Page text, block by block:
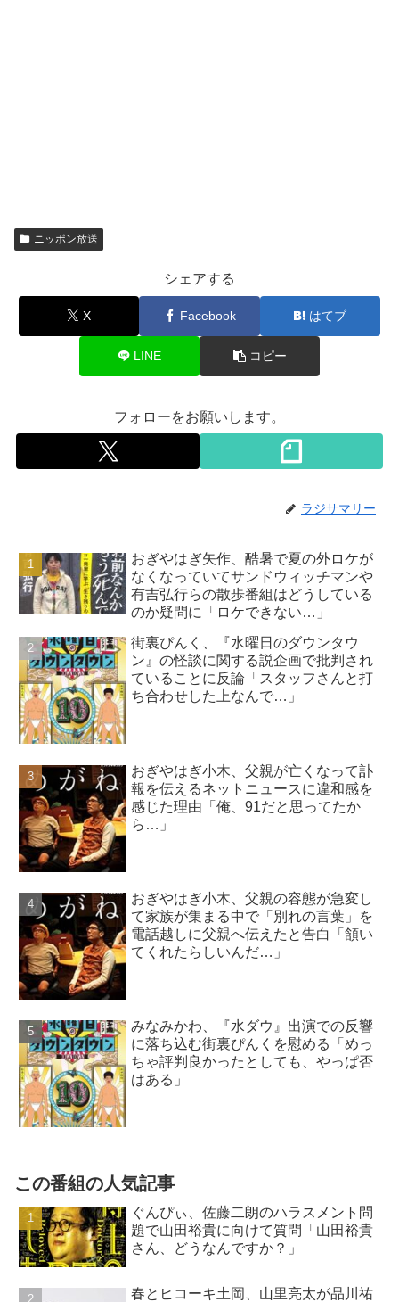
ニッポン放送
シェアする
X Facebook はてブ
LINE コピー
フォローをお願いします。
ラジサマリー
おぎやはぎ矢作、酷暑で夏の外ロケが
なくなっていてサンドウィッチマンや
有吉弘行らの散歩番組はどうしている
のか疑問に「ロケできない…」
街裏ぴんく、『水曜日のダウンタウ
ン』の怪談に関する説企画で批判され
ていることに反論「スタッフさんと打
ち合わせした上なんで…」
おぎやはぎ小木、父親が亡くなって訃
報を伝えるネットニュースに違和感を
感じた理由「俺、91だと思ってたか
ら…」
おぎやはぎ小木、父親の容態が急変し
て家族が集まる中で「別れの言葉」を
電話越しに父親へ伝えたと告白「頷い
てくれたらしいんだ…」
みなみかわ、『水ダウ』出演での反響
に落ち込む街裏ぴんくを慰める「めっ
ちゃ評判良かったとしても、やっぱ否
はある」
この番組の人気記事
ぐんぴぃ、佐藤二朗のハラスメント問
題で山田裕貴に向けて質問「山田裕貴
さん、どうなんですか？」
春とヒコーキ土岡、山里亮太が品川祐